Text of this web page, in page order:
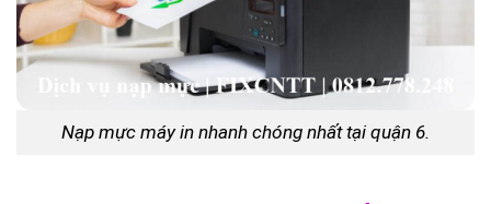
Nạp mực máy in nhanh chóng nhất tại quận 6.